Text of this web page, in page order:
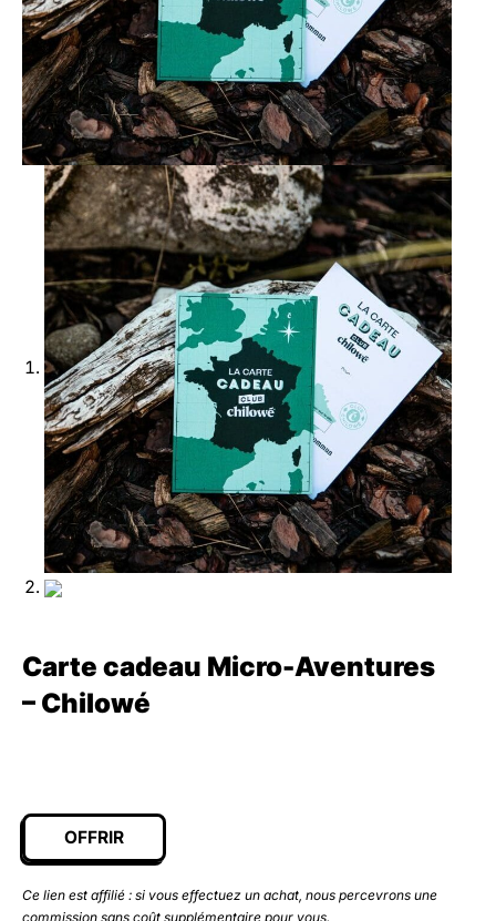
Ajouter à ma Kyft list
Carte cadeau Micro-Aventures
– Chilowé
OFFRIR
Ce lien est affilié : si vous effectuez un achat, nous percevrons une
commission sans coût supplémentaire pour vous.